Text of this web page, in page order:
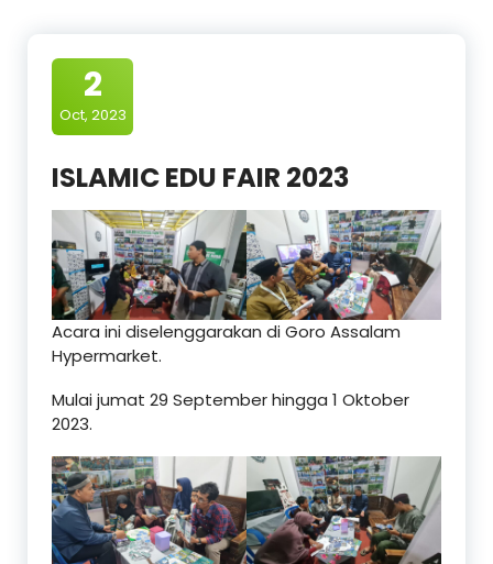
2
Oct, 2023
ISLAMIC EDU FAIR 2023
Acara ini diselenggarakan di Goro Assalam
Hypermarket.
Mulai jumat 29 September hingga 1 Oktober
2023.